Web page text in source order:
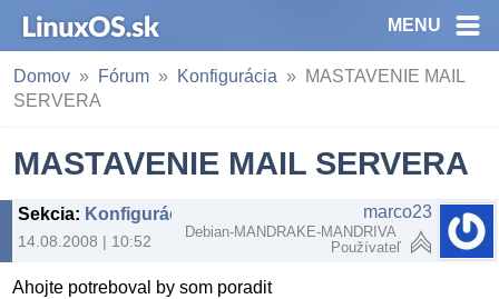
MENU
Domov Fórum Konfigurácia
MASTAVENIE MAIL
SERVERA
MASTAVENIE MAIL SERVERA
Sekcia: Konfigurácia
14.08.2008 | 10:52
marco23
Debian-MANDRAKE-MANDRIVA
Používateľ
Ahojte potreboval by som poradit